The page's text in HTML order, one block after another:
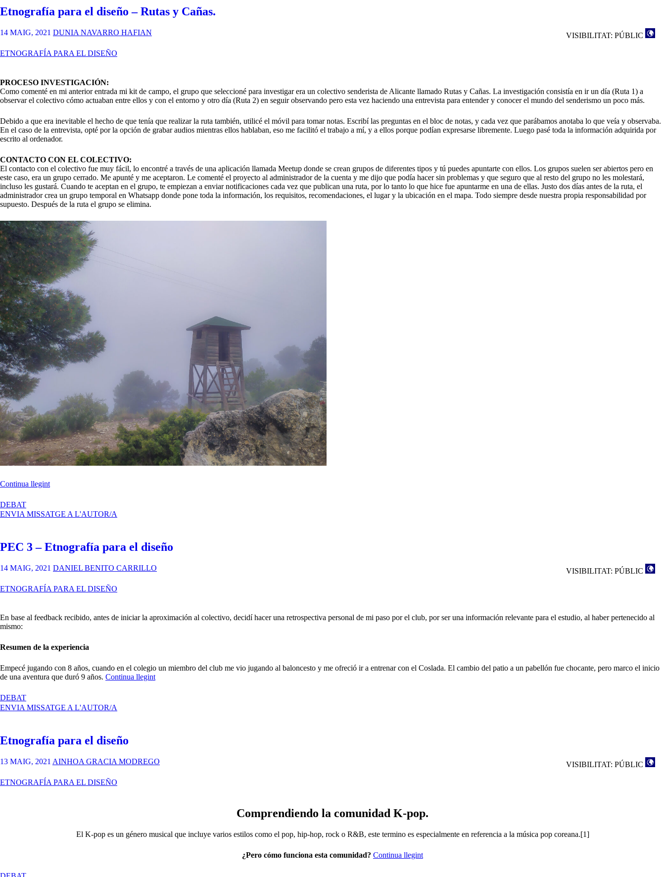
Musson»
GRANJA-
CAN
Etnografía para el diseño – Rutas y Cañas.
14 MAIG, 2021 DUNIA NAVARRO HAFIAN VISIBILITAT: PÚBLIC
ETNOGRAFÍA PARA EL DISEÑO
PROCESO INVESTIGACIÓN:
Como comenté en mi anterior entrada mi kit de campo, el grupo que seleccioné para investigar era un colectivo senderista de Alicante llamado Rutas y Cañas. La investigación consistía en ir un día (Ruta 1) a
observar el colectivo cómo actuaban entre ellos y con el entorno y otro día (Ruta 2) en seguir observando pero esta vez haciendo una entrevista para entender y conocer el mundo del senderismo un poco más.
Debido a que era inevitable el hecho de que tenía que realizar la ruta también, utilicé el móvil para tomar notas. Escribí las preguntas en el bloc de notas, y cada vez que parábamos anotaba lo que veía y observaba.
En el caso de la entrevista, opté por la opción de grabar audios mientras ellos hablaban, eso me facilitó el trabajo a mí, y a ellos porque podían expresarse libremente. Luego pasé toda la información adquirida por
escrito al ordenador.
CONTACTO CON EL COLECTIVO:
El contacto con el colectivo fue muy fácil, lo encontré a través de una aplicación llamada Meetup donde se crean grupos de diferentes tipos y tú puedes apuntarte con ellos. Los grupos suelen ser abiertos pero en
este caso, era un grupo cerrado. Me apunté y me aceptaron. Le comenté el proyecto al administrador de la cuenta y me dijo que podía hacer sin problemas y que seguro que al resto del grupo no les molestará,
incluso les gustará. Cuando te aceptan en el grupo, te empiezan a enviar notificaciones cada vez que publican una ruta, por lo tanto lo que hice fue apuntarme en una de ellas. Justo dos días antes de la ruta, el
administrador crea un grupo temporal en Whatsapp donde pone toda la información, los requisitos, recomendaciones, el lugar y la ubicación en el mapa. Todo siempre desde nuestra propia responsabilidad por
supuesto. Después de la ruta el grupo se elimina.
Continua llegint«Etnografía
diseño
–
Cañas.»
DEBATA
ETNOGRAFÍA
–
Y
ENVIA MISSATGE A L'AUTOR/A
PEC 3 – Etnografía para el diseño
14 MAIG, 2021 DANIEL BENITO CARRILLO VISIBILITAT: PÚBLIC
ETNOGRAFÍA PARA EL DISEÑO
En base al feedback recibido, antes de iniciar la aproximación al colectivo, decidí hacer una retrospectiva personal de mi paso por el club, por ser una información relevante para el estudio, al haber pertenecido al
mismo:
Resumen de la experiencia
Empecé jugando con 8 años, cuando en el colegio un miembro del club me vio jugando al baloncesto y me ofreció ir a entrenar con el Coslada. El cambio del patio a un pabellón fue chocante, pero marco el inicio
de una aventura que duró 9 años. Continua llegint«PEC
DEBATA
PEC
PARA
DISEÑO
ENVIA MISSATGE A L'AUTOR/A
Etnografía para el diseño
13 MAIG, 2021 AINHOA GRACIA MODREGO VISIBILITAT: PÚBLIC
ETNOGRAFÍA PARA EL DISEÑO
Comprendiendo la comunidad K-pop.
El K-pop es un género musical que incluye varios estilos como el pop, hip-hop, rock o R&B, este termino es especialmente en referencia a la música pop coreana.[1]
¿Pero cómo funciona esta comunidad? Continua llegint«Etnografía